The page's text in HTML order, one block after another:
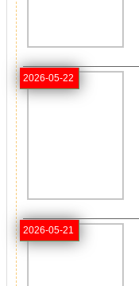
2026-05-22
2026-05-21